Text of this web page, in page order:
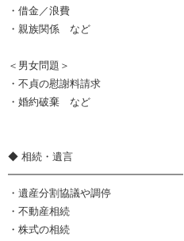
・借金／浪費
・親族関係 など
＜男女問題＞
・不貞の慰謝料請求
・婚約破棄 など
◆ 相続・遺言
━━━━━━━━━━━━━━━━━
・遺産分割協議や調停
・不動産相続
・株式の相続